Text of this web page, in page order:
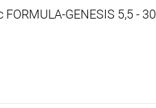
GENESIS 5,5 - 30